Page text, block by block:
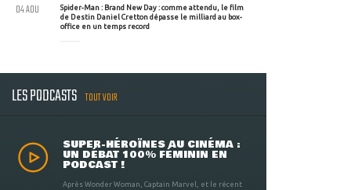
Spider-Man : Brand New Day : comme attendu, le film
de Destin Daniel Cretton dépasse le milliard au box-
office en un temps record
04 AOU
LES PODCASTS TOUT VOIR
SUPER-HÉROÏNES AU CINÉMA :
UN DÉBAT 100% FÉMININ EN
PODCAST !
Après Wonder Woman, Captain Marvel, et le récent